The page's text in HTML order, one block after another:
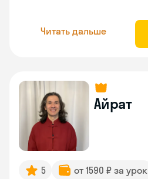
Читать дальше
Айрат
5 от 1590 ₽ за урок